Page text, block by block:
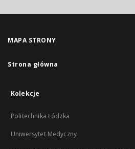
MAPA STRONY
Strona główna
Kolekcje
Politechnika Łódzka
Uniwersytet Medyczny